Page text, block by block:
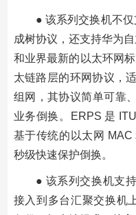
● 该系列交换机不
成树协议，还支持华为
和业界最新的以太环网
太链路层的环网协议，
组网，其协议简单可靠
业务倒换。ERPS 是
基于传统的以太网
秒级快速保护倒换。
● 该系列交换机支
接入到多台汇聚交换机